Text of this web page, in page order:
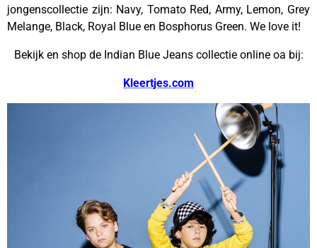
jongenscollectie zijn: Navy, Tomato Red, Army, Lemon, Grey
Melange, Black, Royal Blue en Bosphorus Green. We love it!
Bekijk en shop de Indian Blue Jeans collectie online oa bij:
Kleertjes.com